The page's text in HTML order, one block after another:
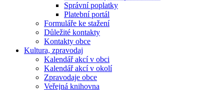
Správní poplatky
Platební portál
Formuláře ke stažení
Důležité kontakty
Kontakty obce
Kultura, zpravodaj
Kalendář akcí v obci
Kalendář akcí v okolí
Zpravodaje obce
Veřejná knihovna